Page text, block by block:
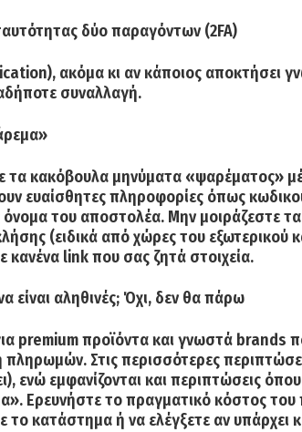
δύο παραγόντων (2FA)
, ακόμα κι αν κάποιος αποκτήσει
συναλλαγή.
τα κακόβουλα μηνύματα «ψαρέματος»
ευαίσθητες πληροφορίες όπως
όνομα του αποστολέα. Μην μοιράζεστε
(ειδικά από χώρες του
link που σας ζητά στοιχεία.
είναι αληθινές; Όχι, δεν θα πάρω
premium προϊόντα και γνωστά brands
Στις περισσότερες
ενώ εμφανίζονται και περιπτώσεις
Ερευνήστε το πραγματικό κόστος
το κατάστημα ή να ελέγξετε αν